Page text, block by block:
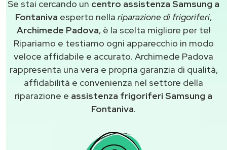
Se stai cercando un centro assistenza Samsung a
Fontaniva esperto nella riparazione di frigoriferi,
Archimede Padova, è la scelta migliore per te!
Ripariamo e testiamo ogni apparecchio in modo
veloce affidabile e accurato. Archimede Padova
rappresenta una vera e propria garanzia di qualità,
affidabilità e convenienza nel settore della
riparazione e assistenza frigoriferi Samsung a
Fontaniva.